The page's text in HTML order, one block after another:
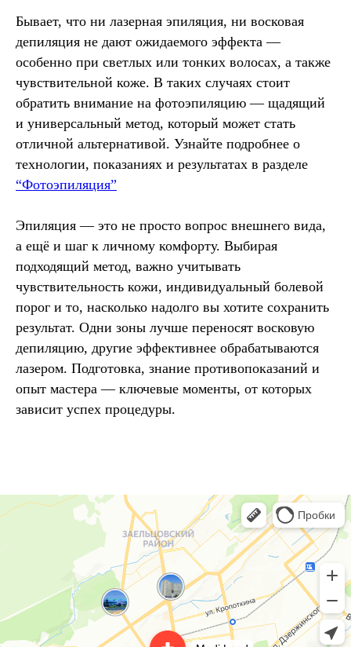
Бывает, что ни лазерная эпиляция, ни восковая
депиляция не дают ожидаемого эффекта —
особенно при светлых или тонких волосах, а также
чувствительной коже. В таких случаях стоит
обратить внимание на фотоэпиляцию — щадящий
и универсальный метод, который может стать
отличной альтернативой. Узнайте подробнее о
технологии, показаниях и результатах в разделе
“Фотоэпиляция”
Эпиляция — это не просто вопрос внешнего вида,
а ещё и шаг к личному комфорту. Выбирая
подходящий метод, важно учитывать
чувствительность кожи, индивидуальный болевой
порог и то, насколько надолго вы хотите сохранить
результат. Одни зоны лучше переносят восковую
депиляцию, другие эффективнее обрабатываются
лазером. Подготовка, знание противопоказаний и
опыт мастера — ключевые моменты, от которых
зависит успех процедуры.